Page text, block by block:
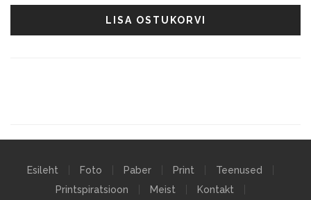
LISA OSTUKORVI
Esileht Foto Paber Print
Teenused
Printspiratsioon
Meist Kontakt